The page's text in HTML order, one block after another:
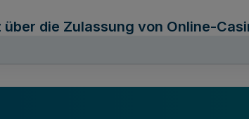
über die Zulassung von Online-